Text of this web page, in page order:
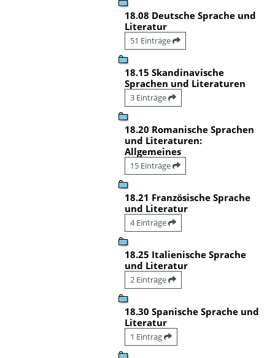
18.08 Deutsche Sprache und
Literatur
51 Einträge
18.15 Skandinavische
Sprachen und Literaturen
3 Einträge
18.20 Romanische Sprachen
und Literaturen:
Allgemeines
15 Einträge
18.21 Französische Sprache
und Literatur
4 Einträge
18.25 Italienische Sprache
und Literatur
2 Einträge
18.30 Spanische Sprache und
Literatur
1 Eintrag